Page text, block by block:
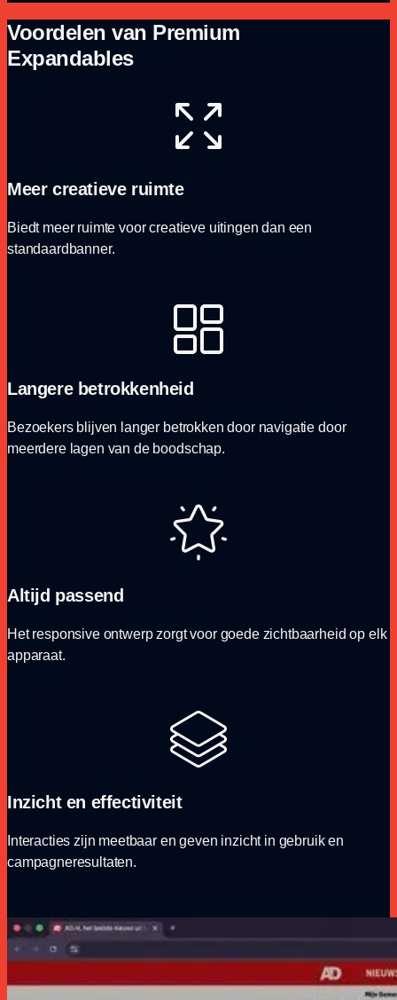
Voordelen van Premium
Expandables
Meer creatieve ruimte
Biedt meer ruimte voor creatieve uitingen dan een
standaardbanner.
Langere betrokkenheid
Bezoekers blijven langer betrokken door navigatie door
meerdere lagen van de boodschap.
Altijd passend
Het responsive ontwerp zorgt voor goede zichtbaarheid op elk
apparaat.
Inzicht en effectiviteit
Interacties zijn meetbaar en geven inzicht in gebruik en
campagneresultaten.